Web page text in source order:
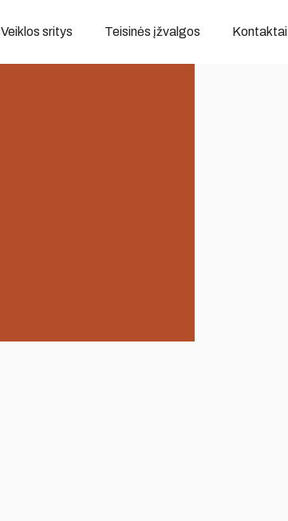
Veiklos sritys Teisinės įžvalgos Kontaktai